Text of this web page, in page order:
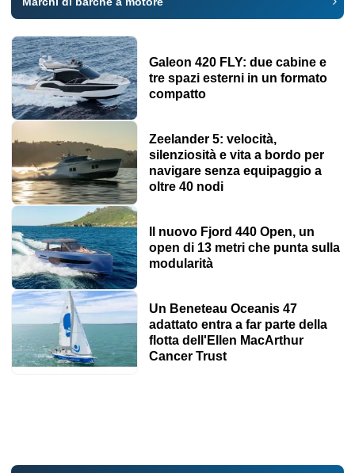
Galeon 420 FLY: due cabine e
tre spazi esterni in un formato
compatto
Zeelander 5: velocità,
silenziosità e vita a bordo per
navigare senza equipaggio a
oltre 40 nodi
Il nuovo Fjord 440 Open, un
open di 13 metri che punta sulla
modularità
Un Beneteau Oceanis 47
adattato entra a far parte della
flotta dell'Ellen MacArthur
Cancer Trust